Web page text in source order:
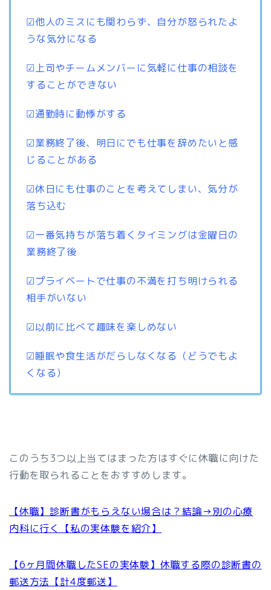
☑他人のミスにも関わらず、自分が怒られたよ
うな気分になる
☑上司やチームメンバーに気軽に仕事の相談を
することができない
☑通勤時に動悸がする
☑業務終了後、明日にでも仕事を辞めたいと感
じることがある
☑休日にも仕事のことを考えてしまい、気分が
落ち込む
☑一番気持ちが落ち着くタイミングは金曜日の
業務終了後
☑プライベートで仕事の不満を打ち明けられる
相手がいない
☑以前に比べて趣味を楽しめない
☑睡眠や食生活がだらしなくなる（どうでもよ
くなる）
このうち3つ以上当てはまった方はすぐに休職に向けた
行動を取られることをおすすめします。
【休職】診断書がもらえない場合は？結論→別の心療
内科に行く【私の実体験を紹介】
【6ヶ月間休職したSEの実体験】休職する際の診断書の
郵送方法【計4度郵送】